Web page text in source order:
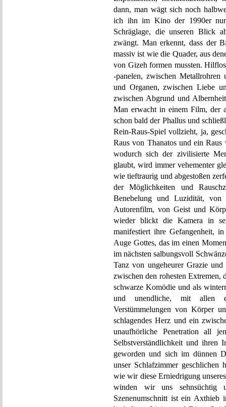
dann, man wägt sich noch
ich ihn im Kino der 1990er
Schräglage, die unseren Blick
zwängt. Man erkennt, dass der
massiv ist wie die Quader, aus
von Gizeh formen mussten.
-panelen, zwischen Metallrohren
und Organen, zwischen Liebe
zwischen Abgrund und
Man erwacht in einem Film, der
schon bald der Phallus und
Rein-Raus-Spiel vollzieht, ja,
Raus von Thanatos und ein
wodurch sich der zivilisierte
glaubt, wird immer vehementer
wie tieftraurig und abgestoßen
der Möglichkeiten und
Benebelung und Luzidität,
Autorenfilm, von Geist und
wieder blickt die Kamera in
manifestiert ihre Gefangenheit,
Auge Gottes, das im einen
im nächsten salbungsvoll
Tanz von ungeheurer Grazie
zwischen den rohesten Extremen,
schwarze Komödie und als
und unendliche, mit allen
Verstümmelungen von Körper
schlagendes Herz und ein
unaufhörliche Penetration all
Selbstverständlichkeit und ihren
geworden und sich im dünnen
unser Schlafzimmer geschlichen
wie wir diese Erniedrigung
winden wir uns sehnsüchtig
Szenenumschnitt ist ein Axthieb